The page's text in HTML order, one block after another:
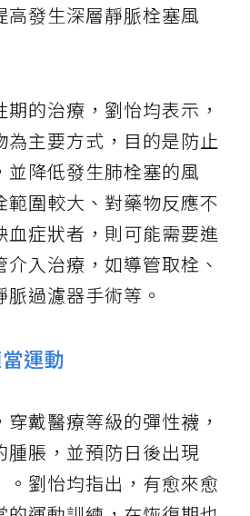
高發生深層靜脈栓塞風
的治療，劉怡均表示，
為主要方式，目的是防止
並降低發生肺栓塞的風
範圍較大、對藥物反應不
血症狀者，則可能需要進
入治療，如導管取栓、
過濾器手術等。
運動
戴醫療等級的彈性襪，
腫脹，並預防日後出現
。劉怡均指出，有愈來愈